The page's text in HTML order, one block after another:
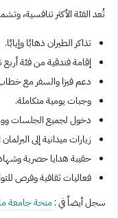
تُعد الفئة الأكثر تنافسية،
تذاكر الطيران ذهابًا وإيابًا.
إقامة فندقية من فئة
دعم فيزا والسفر مع
وجبات يومية متكاملة.
دخول لجميع الجلسات
زيارات ميدانية إلى البرلمان
حقيبة هدايا حصرية
فعاليات ثقافية وفرص
سجل أيضاً في :منحة جامعة